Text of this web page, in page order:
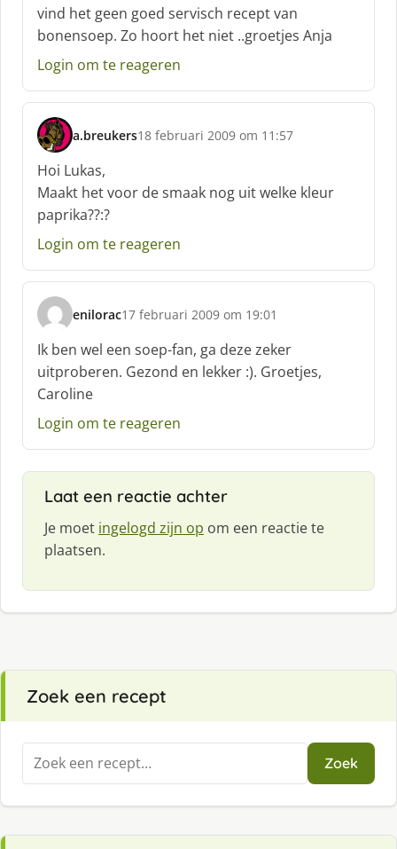
h
r
e
f
vind het geen goed servisch recept van
bonensoep. Zo hoort het niet ..groetjes Anja
Login om te reageren
a.breukers
s
c
h
r
e
e
:
18 februari 2009 om 11:57
Hoi Lukas,
Maakt het voor de smaak nog uit welke kleur
paprika??:?
Login om te reageren
enilorac
s
c
h
r
e
e
:
17 februari 2009 om 19:01
Ik ben wel een soep-fan, ga deze zeker
uitproberen. Gezond en lekker :). Groetjes,
Caroline
Login om te reageren
Laat een reactie achter
Je moet ingelogd zijn op om een reactie te
plaatsen.
Zoek een recept
Zoeken
naar:
Zoek